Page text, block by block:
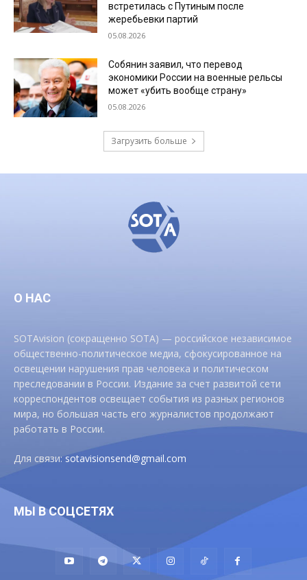
встретилась с Путиным после
жеребьевки партий
05.08.2026
Собянин заявил, что перевод
экономики России на военные рельсы
может «убить вообще страну»
05.08.2026
Загрузить больше
О НАС
SOTAvision (сокращенно SOTA) — российское независимое
общественно-политическое медиа, сфокусированное на
освещении нарушения прав человека и политическом
преследовании в России. Издание за счет развитой сети
корреспондентов освещает события из разных регионов
мира, но большая часть его журналистов продолжают
работать в России.
Для связи:sotavisionsend@gmail.com
МЫ В СОЦСЕТЯХ